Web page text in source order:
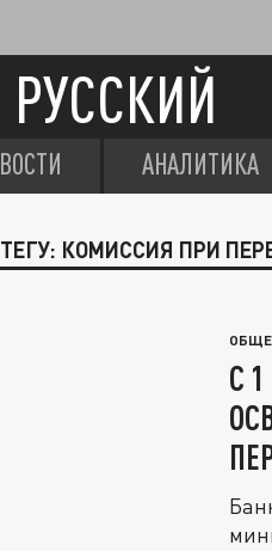
АНАЛИТИКА
КОМИССИЯ ПРИ
С